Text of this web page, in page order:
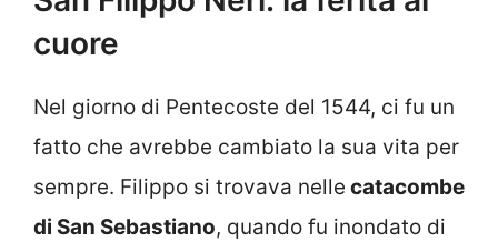
cuore
Nel giorno di Pentecoste del 1544, ci fu un
fatto che avrebbe cambiato la sua vita per
sempre. Filippo si trovava nelle catacombe
di San Sebastiano, quando fu inondato di